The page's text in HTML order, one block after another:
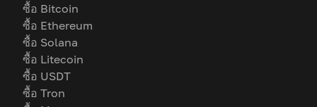
ซื้อ Bitcoin
ซื้อ Ethereum
ซื้อ Solana
ซื้อ Litecoin
ซื้อ USDT
ซื้อ Tron